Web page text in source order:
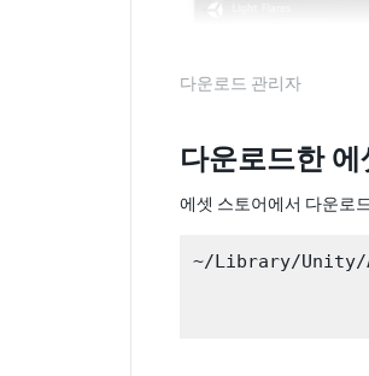
다운로드 관리자
다운로드한 에
에셋 스토어에서 다운로
~/Library/Unity/